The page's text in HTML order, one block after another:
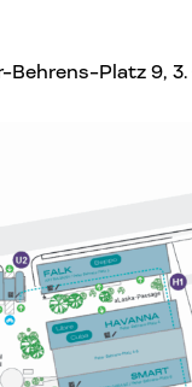
Behrens-Platz 9,